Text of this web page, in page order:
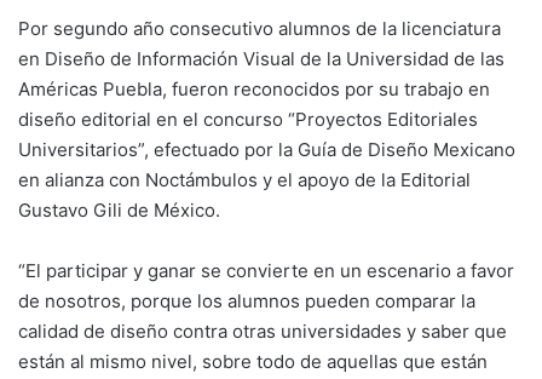
Por segundo año consecutivo alumnos de la licenciatura
en Diseño de Información Visual de la Universidad de las
Américas Puebla, fueron reconocidos por su trabajo en
diseño editorial en el concurso “Proyectos Editoriales
Universitarios”, efectuado por la Guía de Diseño Mexicano
en alianza con Noctámbulos y el apoyo de la Editorial
Gustavo Gili de México.
“El participar y ganar se convierte en un escenario a favor
de nosotros, porque los alumnos pueden comparar la
calidad de diseño contra otras universidades y saber que
están al mismo nivel, sobre todo de aquellas que están